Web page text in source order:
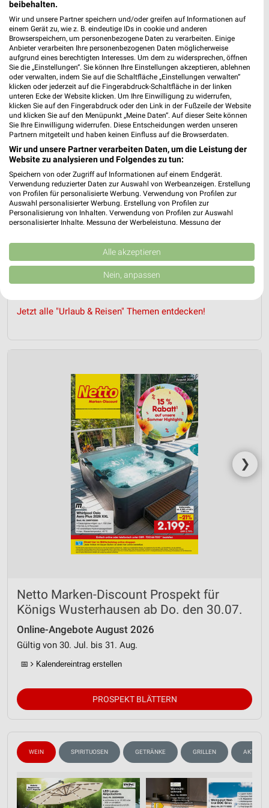
PROSPEKT BLÄTTERN
URLAUB & REISEN
Jetzt alle "Urlaub & Reisen" Themen entdecken!
❯
Netto Marken-Discount Prospekt für
Königs Wusterhausen ab Do. den 30.07.
Online-Angebote August 2026
Gültig von 30. Jul. bis 31. Aug.
📅 Kalendereintrag erstellen
PROSPEKT BLÄTTERN
WEIN SPIRITUOSEN GETRÄNKE GRILLEN
beibehalten.
Wir und unsere Partner speichern und/oder greifen auf Informationen auf
einem Gerät zu, wie z. B. eindeutige IDs in cookie und anderen
Browserspeichern, um personenbezogene Daten zu verarbeiten. Einige
Anbieter verarbeiten Ihre personenbezogenen Daten möglicherweise
aufgrund eines berechtigten Interesses. Um dem zu widersprechen, öffnen
Sie die „Einstellungen“. Sie können Ihre Einstellungen akzeptieren, ablehnen
oder verwalten, indem Sie auf die Schaltfläche „Einstellungen verwalten“
klicken oder jederzeit auf die Fingerabdruck-Schaltfläche in der linken
unteren Ecke der Website klicken. Um Ihre Einwilligung zu widerrufen,
klicken Sie auf den Fingerabdruck oder den Link in der Fußzeile der Website
und klicken Sie auf den Menüpunkt „Meine Daten“. Auf dieser Seite können
Sie Ihre Einwilligung widerrufen. Diese Entscheidungen werden unseren
Partnern mitgeteilt und haben keinen Einfluss auf die Browserdaten.
Wir und unsere Partner verarbeiten Daten, um die Leistung der
Website zu analysieren und Folgendes zu tun:
Speichern von oder Zugriff auf Informationen auf einem Endgerät.
Verwendung reduzierter Daten zur Auswahl von Werbeanzeigen. Erstellung
von Profilen für personalisierte Werbung. Verwendung von Profilen zur
Auswahl personalisierter Werbung. Erstellung von Profilen zur
Personalisierung von Inhalten. Verwendung von Profilen zur Auswahl
personalisierter Inhalte. Messung der Werbeleistung. Messung der
Kombinationen von Daten aus verschiedenen Quellen. Entwicklung und
Verbesserung der Angebote. Verwendung reduzierter Daten zur Auswahl
von Inhalten.
Daten können außerhalb der Europäischen Union weitergegeben und in die
Website/App.
Partnerliste anzeigen (1 IAB-Anbieter)
auf einem Endgerät
Verwendung reduzierter Daten zur Auswahl von
Werbeanzeigen
Erstellung von Profilen für personalisierte
Verwendung von Profilen zur Auswahl
personalisierter Werbung
Erstellung von Profilen zur Personalisierung
Verwendung von Profilen zur Auswahl
personalisierter Inhalte
Messung der Performance von Inhalten
Analyse von Zielgruppen durch Statistiken oder
Kombinationen von Daten aus verschiedenen
Quellen
Entwicklung und Verbesserung der Angebote
Verwendung reduzierter Daten zur Auswahl von
Inhalten
Verwendung genauer Standortdaten
Informationen identifizieren
Nicht-IAB-Verarbeitungszwecke:
Alle akzeptieren
Nein, anpassen